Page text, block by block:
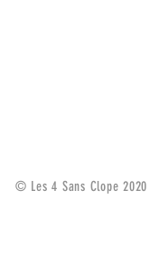
© Les 4 Sans Clope 2020